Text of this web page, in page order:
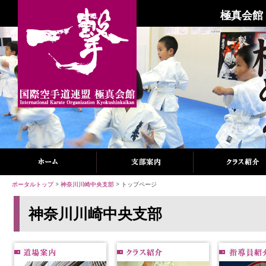
極真会館
ポータルトップ> 神奈川川崎中央支部 > トップページ
神奈川川崎中央支部